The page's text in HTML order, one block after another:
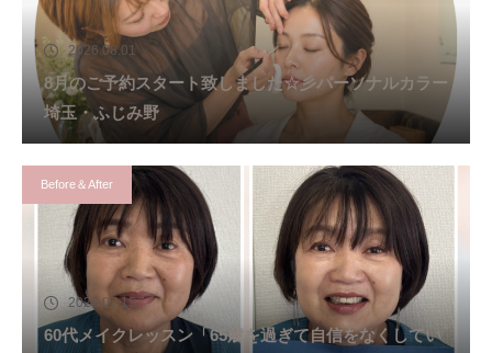
2026.08.01
8月のご予約スタート致しました☆彡パーソナルカラー
埼玉・ふじみ野
Before＆After
2026.07.15
60代メイクレッスン「65歳を過ぎて自信をなくしてい